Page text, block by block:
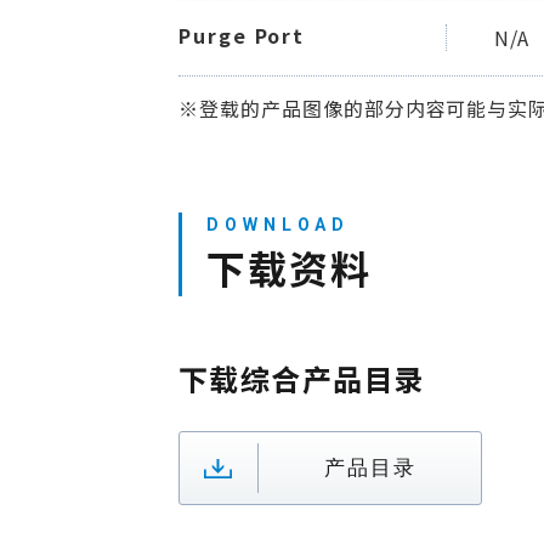
Purge Port N/A
※登载的产品图像的部分内容可能与实
下载资料
下载综合产品目录
产品目录